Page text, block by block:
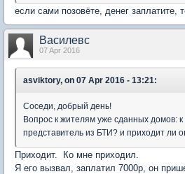
если сами позовёте, денег заплатите,
Василевс
07 Apr 2016
asviktory, on 07 Apr 2016 - 13:21:
Соседи, добрый день!
Вопрос к жителям уже сданных домов:
представитель из БТИ? и приходит ли
Приходит. Ко мне приходил.
Я его вызвал, заплатил 7000р, он